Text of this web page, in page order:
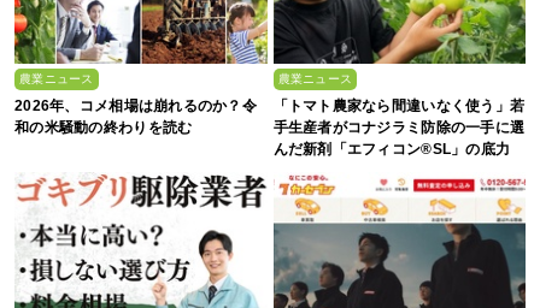
農業ニュース
2026年、コメ相場は崩れるのか？令
和の米騒動の終わりを読む
農業ニュース
「トマト農家なら間違いなく使う」若
手生産者がコナジラミ防除の一手に選
んだ新剤「エフィコン®SL」の底力